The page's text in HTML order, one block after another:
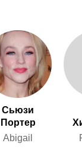
Сьюзи
Портер
Abigail